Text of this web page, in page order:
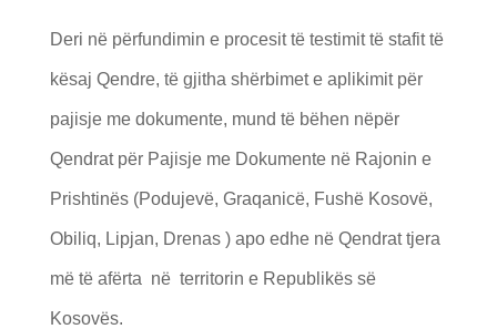
Deri në përfundimin e procesit të testimit të stafit të
kësaj Qendre, të gjitha shërbimet e aplikimit për
pajisje me dokumente, mund të bëhen nëpër
Qendrat për Pajisje me Dokumente në Rajonin e
Prishtinës (Podujevë, Graqanicë, Fushë Kosovë,
Obiliq, Lipjan, Drenas ) apo edhe në Qendrat tjera
më të afërta në territorin e Republikës së
Kosovës.